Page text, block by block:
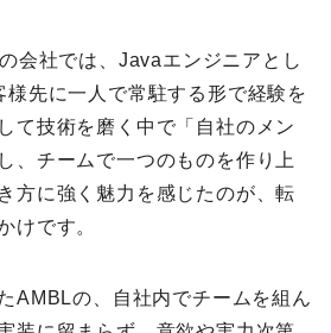
会社では、Javaエンジニアとし
様先に一人で常駐する形で経験を
て技術を磨く中で「自社のメン
、チームで一つのものを作り上
方に強く魅力を感じたのが、転
けです。
AMBLの、自社内でチームを組ん